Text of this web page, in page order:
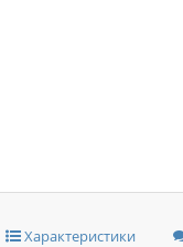
Характеристики